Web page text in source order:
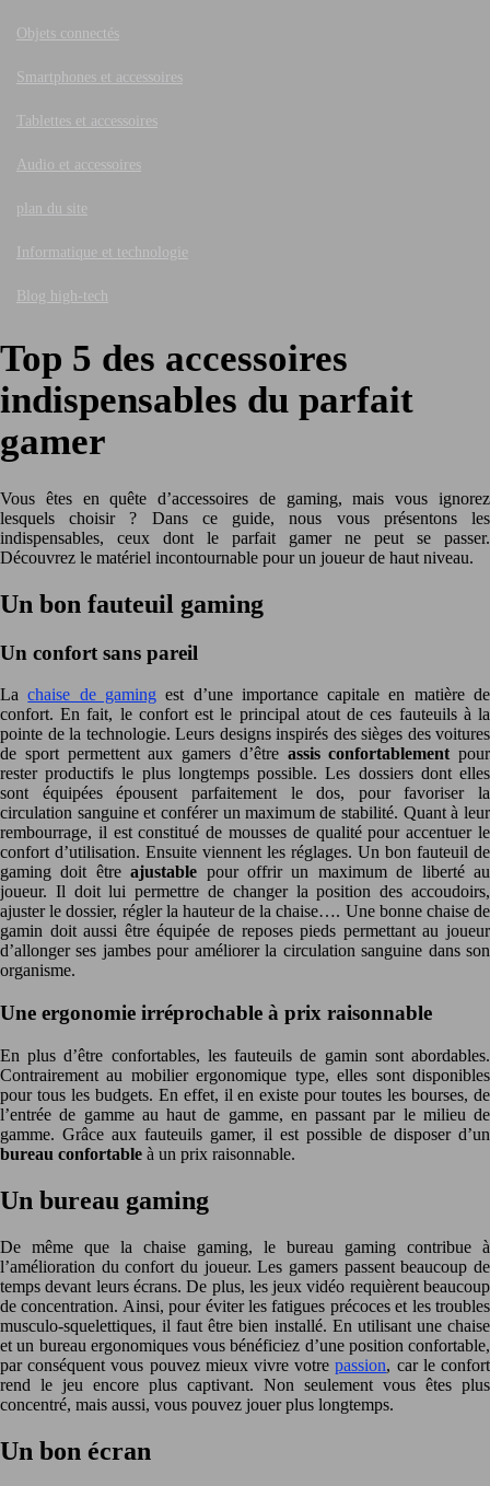
Objets connectés
Smartphones et accessoires
Tablettes et accessoires
Audio et accessoires
plan du site
Informatique et technologie
Blog high-tech
Top 5 des accessoires
indispensables du parfait
gamer
Vous êtes en quête d’accessoires de gaming, mais vous ignorez
lesquels choisir ? Dans ce guide, nous vous présentons les
indispensables, ceux dont le parfait gamer ne peut se passer.
Découvrez le matériel incontournable pour un joueur de haut niveau.
Un bon fauteuil gaming
Un confort sans pareil
Lachaise de gamingest d’une importance capitale en matière de
confort. En fait, le confort est le principal atout de ces fauteuils à la
pointe de la technologie. Leurs designs inspirés des sièges des voitures
de sport permettent aux gamers d’être assis confortablementpour
rester productifs le plus longtemps possible. Les dossiers dont elles
sont équipées épousent parfaitement le dos, pour favoriser la
circulation sanguine et conférer un maximum de stabilité. Quant à leur
rembourrage, il est constitué de mousses de qualité pour accentuer le
confort d’utilisation. Ensuite viennent les réglages. Un bon fauteuil de
gaming doit êtreajustable pour offrir un maximum de liberté au
joueur. Il doit lui permettre de changer la position des accoudoirs,
ajuster le dossier, régler la hauteur de la chaise…. Une bonne chaise de
gamin doit aussi être équipée de reposes pieds permettant au joueur
d’allonger ses jambes pour améliorer la circulation sanguine dans son
organisme.
Une ergonomie irréprochable à prix raisonnable
En plus d’être confortables, les fauteuils de gamin sont abordables.
Contrairement au mobilier ergonomique type, elles sont disponibles
pour tous les budgets. En effet, il en existe pour toutes les bourses, de
l’entrée de gamme au haut de gamme, en passant par le milieu de
gamme. Grâce aux fauteuils gamer, il est possible de disposer d’un
bureau confortable à un prix raisonnable.
Un bureau gaming
De même que la chaise gaming, le bureau gaming contribue à
l’amélioration du confort du joueur. Les gamers passent beaucoup de
temps devant leurs écrans. De plus, les jeux vidéo requièrent beaucoup
de concentration. Ainsi, pour éviter les fatigues précoces et les troubles
musculo-squelettiques, il faut être bien installé. En utilisant une chaise
et un bureau ergonomiques vous bénéficiez d’une position confortable,
par conséquent vous pouvez mieux vivre votrepassion, car le confort
rend le jeu encore plus captivant. Non seulement vous êtes plus
concentré, mais aussi, vous pouvez jouer plus longtemps.
Un bon écran